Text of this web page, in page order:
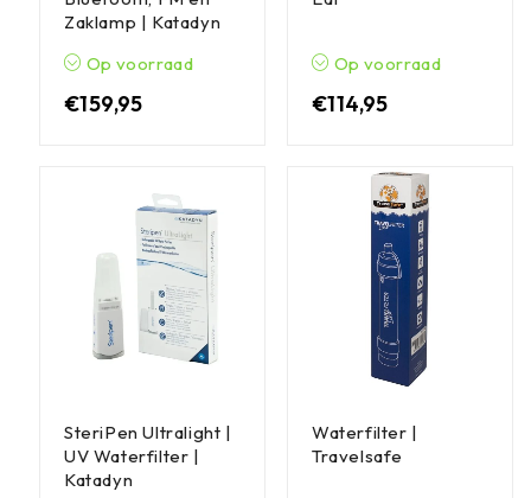
Zaklamp | Katadyn
Op voorraad
€159,95
Op voorraad
€114,95
SteriPen Ultralight |
UV Waterfilter |
Katadyn
Waterfilter |
Travelsafe